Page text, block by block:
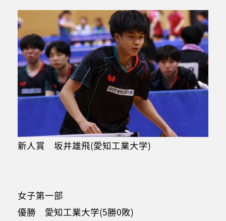
新人賞 坂井雄飛(愛知工業大学)
女子第一部
優勝 愛知工業大学(5勝0敗)